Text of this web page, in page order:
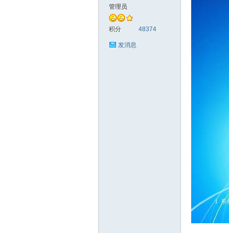
管理员
积分 48374
发消息